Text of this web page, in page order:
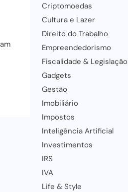
Criptomoedas
Cultura e Lazer
Direito do Trabalho
Empreendedorismo
Fiscalidade & Legislação
Gadgets
Gestão
Imobiliário
Impostos
Inteligência Artificial
Investimentos
IRS
IVA
Life & Style